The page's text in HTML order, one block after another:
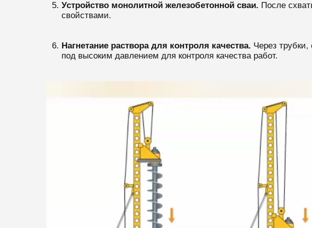
Устройство монолитной железобетонной сваи. После
свойствами.
Нагнетание раствора для контроля качества. Через
под высоким давлением для контроля качества работ.